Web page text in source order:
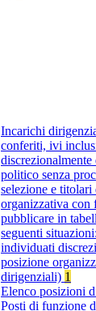
Incarichi
conferiti, ivi
politico senza
selezione e
organizzativa con
pubblicare in
seguenti
individuati
posizione
dirigenziali) 1
Elenco posizioni
Posti di funzione